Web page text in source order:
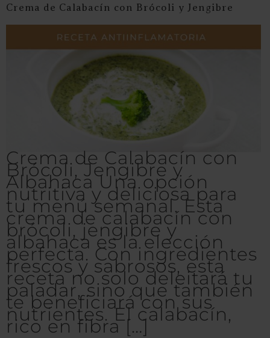
Crema de Calabacín con Brócoli y Jengibre
Crema de Calabacín con
Brócoli, Jengibre y
Albahaca​ Una opción
nutritiva y deliciosa para
tu menú semanal. Esta
crema de calabacín con
brócoli, jengibre y
albahaca es la elección
perfecta. Con ingredientes
frescos y sabrosos, esta
receta no solo deleitará tu
paladar, sino que también
te beneficiará con sus
nutrientes. El calabacín,
rico en fibra […]